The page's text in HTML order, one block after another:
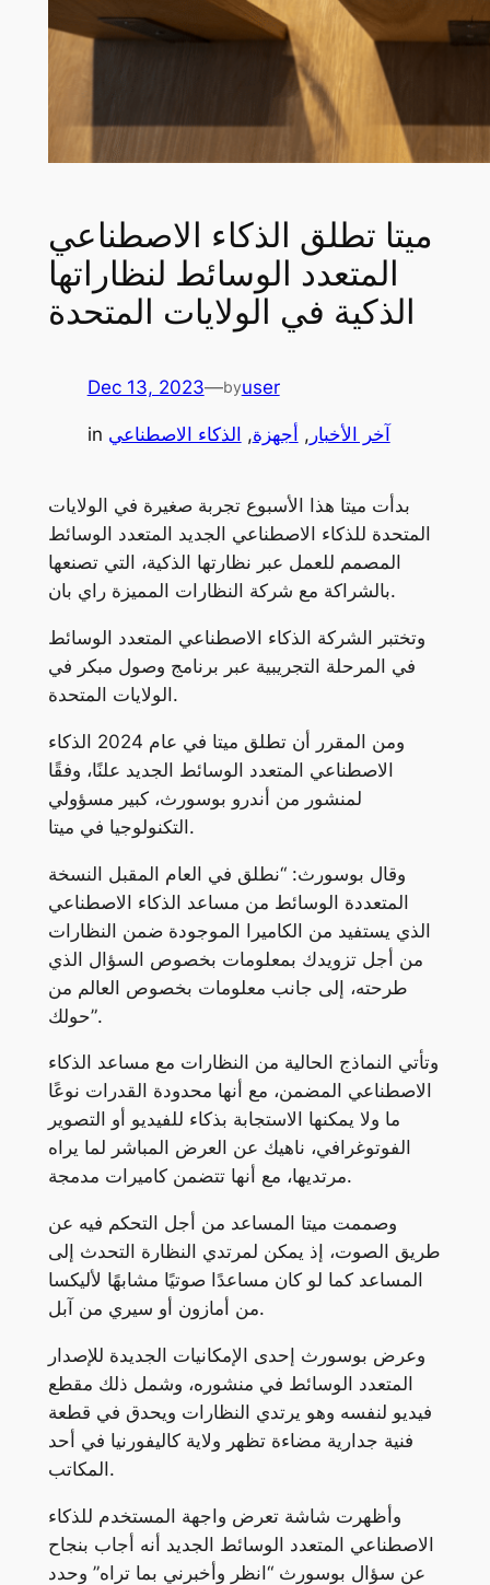
ميتا تطلق الذكاء الاصطناعي
المتعدد الوسائط لنظاراتها
الذكية في الولايات المتحدة
Dec 13, 2023—byuser
in آخر الأخبار , أجهزة, الذكاء الاصطناعي
بدأت ميتا هذا الأسبوع تجربة صغيرة في الولايات
المتحدة للذكاء الاصطناعي الجديد المتعدد الوسائط
المصمم للعمل عبر نظارتها الذكية، التي تصنعها
بالشراكة مع شركة النظارات المميزة راي بان.
وتختبر الشركة الذكاء الاصطناعي المتعدد الوسائط
في المرحلة التجريبية عبر برنامج وصول مبكر في
الولايات المتحدة.
ومن المقرر أن تطلق ميتا في عام 2024 الذكاء
الاصطناعي المتعدد الوسائط الجديد علنًا، وفقًا
لمنشور من أندرو بوسورث، كبير مسؤولي
التكنولوجيا في ميتا.
وقال بوسورث: “نطلق في العام المقبل النسخة
المتعددة الوسائط من مساعد الذكاء الاصطناعي
الذي يستفيد من الكاميرا الموجودة ضمن النظارات
من أجل تزويدك بمعلومات بخصوص السؤال الذي
طرحته، إلى جانب معلومات بخصوص العالم من
حولك”.
وتأتي النماذج الحالية من النظارات مع مساعد الذكاء
الاصطناعي المضمن، مع أنها محدودة القدرات نوعًا
ما ولا يمكنها الاستجابة بذكاء للفيديو أو التصوير
الفوتوغرافي، ناهيك عن العرض المباشر لما يراه
مرتديها، مع أنها تتضمن كاميرات مدمجة.
وصممت ميتا المساعد من أجل التحكم فيه عن
طريق الصوت، إذ يمكن لمرتدي النظارة التحدث إلى
المساعد كما لو كان مساعدًا صوتيًا مشابهًا لأليكسا
من أمازون أو سيري من آبل.
وعرض بوسورث إحدى الإمكانيات الجديدة للإصدار
المتعدد الوسائط في منشوره، وشمل ذلك مقطع
فيديو لنفسه وهو يرتدي النظارات ويحدق في قطعة
فنية جدارية مضاءة تظهر ولاية كاليفورنيا في أحد
المكاتب.
وأظهرت شاشة تعرض واجهة المستخدم للذكاء
الاصطناعي المتعدد الوسائط الجديد أنه أجاب بنجاح
عن سؤال بوسورث “انظر وأخبرني بما تراه” وحدد